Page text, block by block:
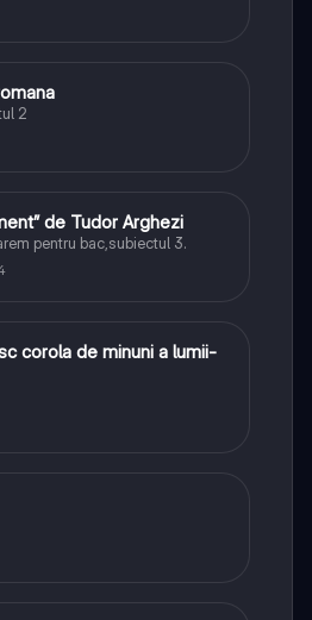
2
de Tudor Arghezi
pentru bac,subiectul 3.
corola de minuni a lumii-